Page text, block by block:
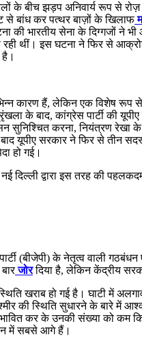
बलों के बीच झड़प अनिवार्य रूप से
से बांध कर पत्थर बाज़ों के खिलाफ
की भारतीय सेना के दिग्गजों ने
रही थीं। इस घटना ने फिर से
कारण हैं, लेकिन एक विशेष रूप से
के बाद, कांग्रेस पार्टी की
करना, नियंत्रण रेखा के
यूपीए सरकार ने फिर से तीन
हो गई।
दिल्ली द्वारा इस तरह की
पार्टी (बीजेपी) के नेतृत्व वाली
जोरदिया है, लेकिन केंद्रीय
खराब हो गई है। घाटी में
की स्थिति सुधारने के बारे में
कर के उनकी संख्या को
में सबसे आगे हैं।